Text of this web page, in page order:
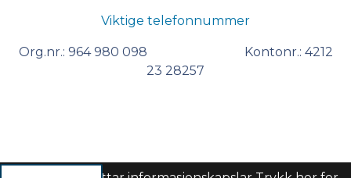
Viktige telefonnummer
Org.nr.: 964 980 098 Kontonr.: 4212
23 28257